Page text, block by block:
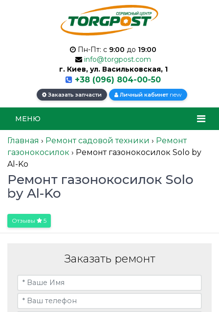
Пн-Пт: с 9:00 до 19:00
info@torgpost.com
г. Киев, ул. Васильковская, 1
+38 (096) 804-00-50
Заказать запчасти Личный кабинет new
МЕНЮ
Главная › Ремонт садовой техники › Ремонт
газонокосилок › Ремонт газонокосилок Solo by
Al-Ko
Ремонт газонокосилок Solo
by Al-Ko
Отзывы 5
Заказать ремонт